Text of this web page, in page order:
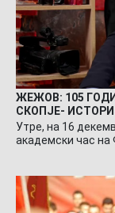
ЖЕЖОВ: 105
СКОПЈЕ-
Утре, на 16
академски час на